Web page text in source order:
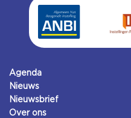
Agenda
Nieuws
Nieuwsbrief
Over ons